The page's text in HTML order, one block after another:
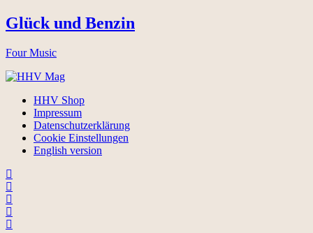
Glück und Benzin
Four Music
HHV Shop
Impressum
Datenschutzerklärung
Cookie Einstellungen
English version